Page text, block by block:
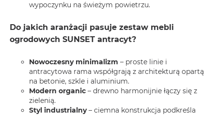
wypoczynku na świeżym powietrzu.
Do jakich aranżacji pasuje zestaw mebli
ogrodowych SUNSET antracyt?
Nowoczesny minimalizm – proste linie i
antracytowa rama współgrają z architekturą opartą
na betonie, szkle i aluminium.
Modern organic – drewno harmonijnie łączy się z
zielenią.
Styl industrialny– ciemna konstrukcja podkreśla